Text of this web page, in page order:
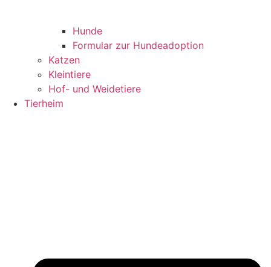
Hunde
Formular zur Hundeadoption
Katzen
Kleintiere
Hof- und Weidetiere
Tierheim